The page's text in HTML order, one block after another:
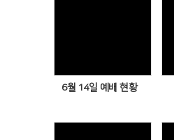
6월 14일 예배 현황